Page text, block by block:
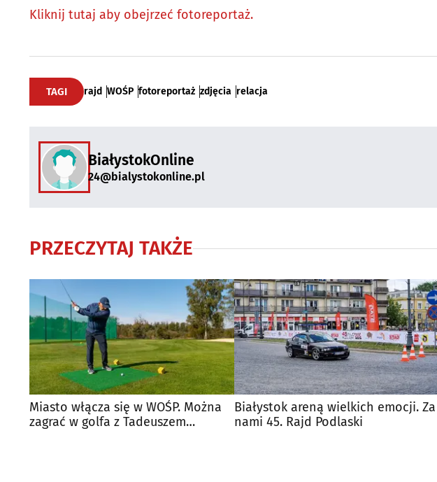
Kliknij tutaj aby obejrzeć fotoreportaż.
TAGI rajd WOŚP fotoreportaż zdjęcia relacja
BiałystokOnline
24@bialystokonline.pl
PRZECZYTAJ TAKŻE
Miasto włącza się w WOŚP. Można
zagrać w golfa z Tadeuszem
Białystok areną wielkich emocji. Za
nami 45. Rajd Podlaski